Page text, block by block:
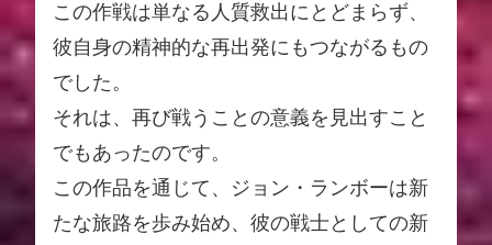
この作戦は単なる人質救出にとどまらず、
彼自身の精神的な再出発にもつながるもの
でした。
それは、再び戦うことの意義を見出すこと
でもあったのです。
この作品を通じて、ジョン・ランボーは新
たな旅路を歩み始め、彼の戦士としての新